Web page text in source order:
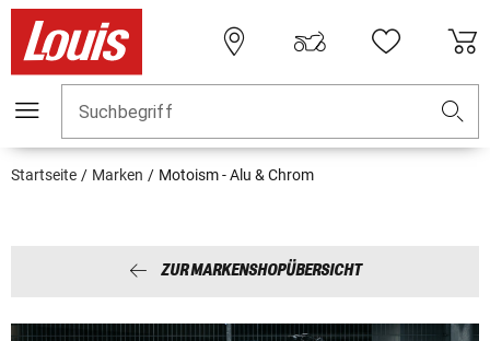
Suchbegriff
Startseite Marken Motoism - Alu & Chrom
ZUR MARKENSHOPÜBERSICHT